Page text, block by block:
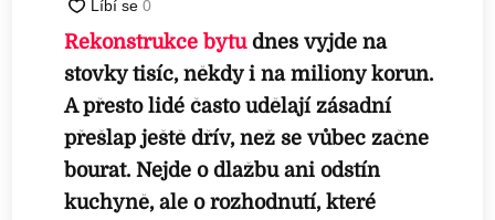
Rekonstrukce bytudnes vyjde na
stovky tisíc, někdy i na miliony korun.
A přesto lidé často udělají zásadní
přešlap ještě dřív, než se vůbec začne
bourat. Nejde o dlažbu ani odstín
kuchyně, ale o rozhodnutí, které